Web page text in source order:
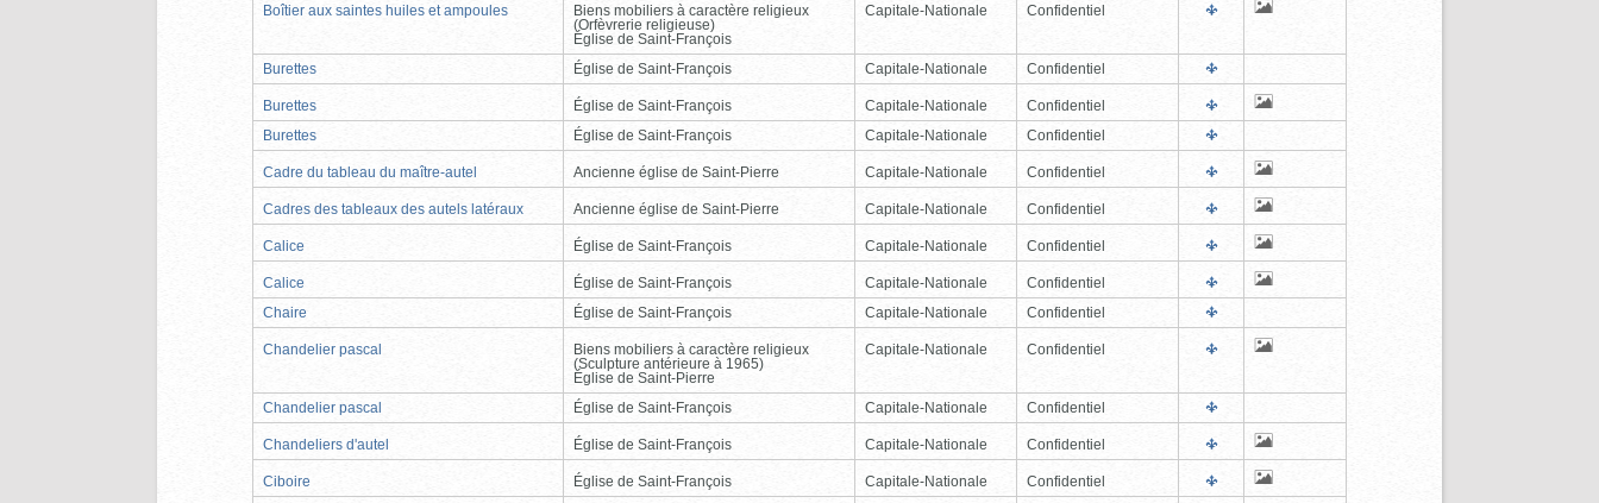
Boîtier aux saintes huiles et ampoules
Biens mobiliers à caractère religieux
(Orfèvrerie religieuse)
Église de Saint-François
Capitale-Nationale Confidentiel
Burettes Église de Saint-François Capitale-Nationale Confidentiel
Burettes Église de Saint-François Capitale-Nationale
Confidentiel
Burettes
Église de Saint-François Capitale-Nationale Confidentiel
Cadre du tableau du maître-autel Ancienne église de Saint-Pierre Capitale-Nationale Confidentiel
Cadres des tableaux des autels latéraux Ancienne église de Saint-Pierre Capitale-Nationale Confidentiel
Calice Église de Saint-François Capitale-Nationale Confidentiel
Calice Église de Saint-François Capitale-Nationale
Confidentiel
Chaire
Église de Saint-François Capitale-Nationale Confidentiel
Chandelier pascal
Biens mobiliers à caractère religieux
(Sculpture antérieure à 1965)
Église de Saint-Pierre
Capitale-Nationale Confidentiel
Chandelier pascal Église de Saint-François Capitale-Nationale Confidentiel
Chandeliers d'autel Église de Saint-François Capitale-Nationale Confidentiel
Ciboire Église de Saint-François Capitale-Nationale Confidentiel